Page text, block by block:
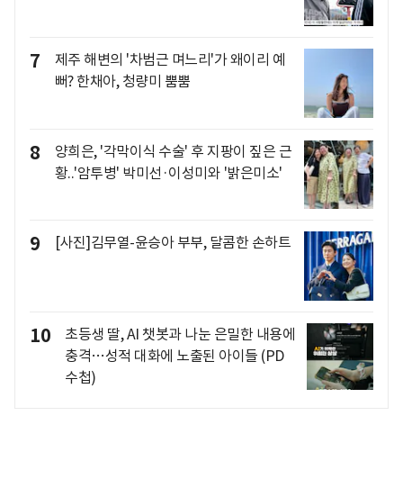
7
제주 해변의 '차범근 며느리'가 왜이리 예
뻐? 한채아, 청량미 뿜뿜
8
양희은, '각막이식 수술' 후 지팡이 짚은 근
황..'암투병' 박미선·이성미와 '밝은미소'
9 [사진]김무열-윤승아 부부, 달콤한 손하트
10
초등생 딸, AI 챗봇과 나눈 은밀한 내용에
충격…성적 대화에 노출된 아이들 (PD
수첩)